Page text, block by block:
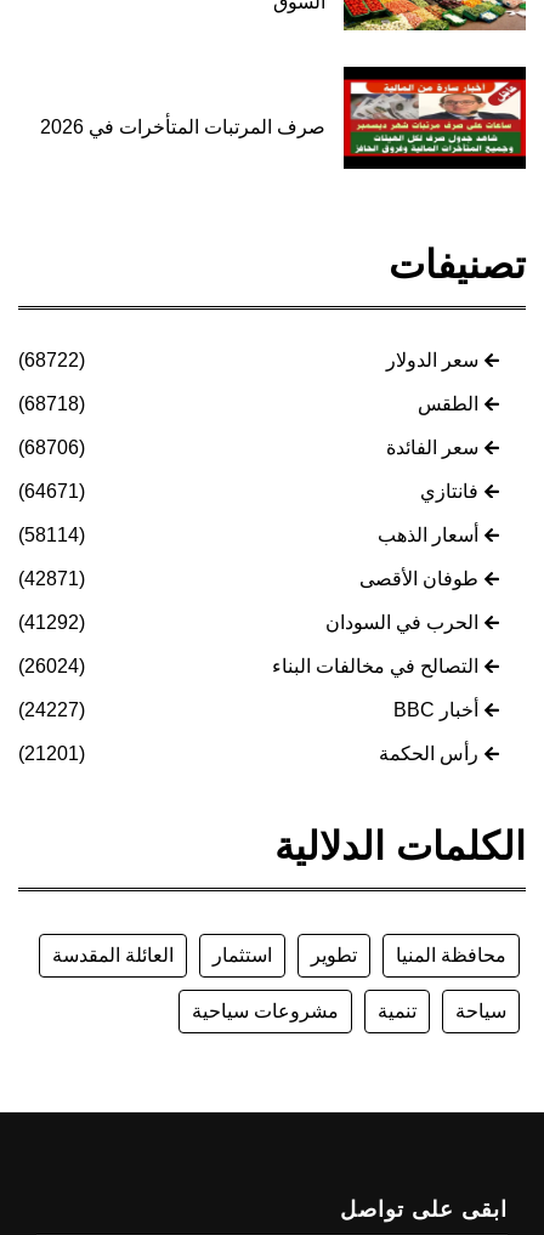
صرف المرتبات المتأخرات في 2026
تصنيفات
سعر الدولار (68722)
الطقس (68718)
سعر الفائدة (68706)
فانتازي (64671)
أسعار الذهب (58114)
طوفان الأقصى (42871)
الحرب في السودان (41292)
التصالح في مخالفات البناء (26024)
أخبار BBC (24227)
رأس الحكمة (21201)
الكلمات الدلالية
محافظة المنيا تطوير استثمار العائلة المقدسة
سياحة تنمية مشروعات سياحية
ابقى على تواصل